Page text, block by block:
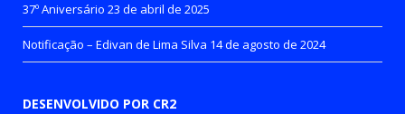
37º Aniversário 23 de abril de 2025
Notificação – Edivan de Lima Silva 14 de agosto de 2024
DESENVOLVIDO POR CR2